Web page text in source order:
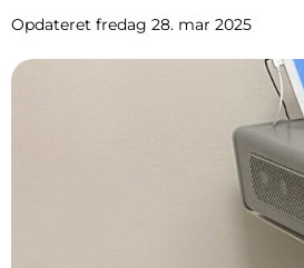
Opdateret fredag 28. mar 2025